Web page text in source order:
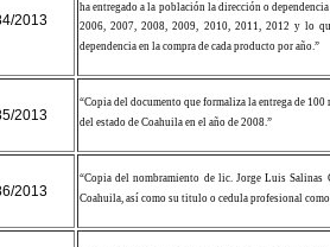
2013
ha entregado a la población la dirección o
2006, 2007, 2008, 2009, 2010, 2011, 2012 y lo
dependencia en la compra de cada producto por año.”
2013
“Copia del documento que formaliza la entrega de
del estado de Coahuila en el año de 2008.”
2013
“Copia del nombramiento de lic. Jorge Luis Salinas
Coahuila, así como su titulo o cedula profesional